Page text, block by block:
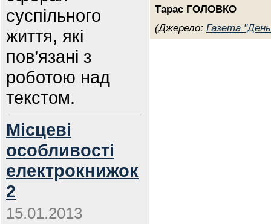
суспільного
життя, які
пов’язані з
роботою над
текстом.
Місцеві
особливості
електрокнижок
2
15.01.2013
Тарас ГОЛОВКО
(Джерело: Газета